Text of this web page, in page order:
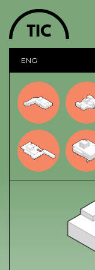
ENG